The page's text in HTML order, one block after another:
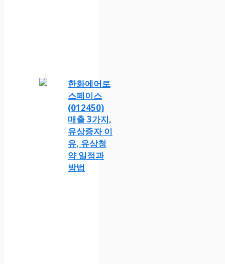
한화에어로
스페이스
(012450)
매출 3가지,
유상증자 이
유, 유상청
약 일정과
방법